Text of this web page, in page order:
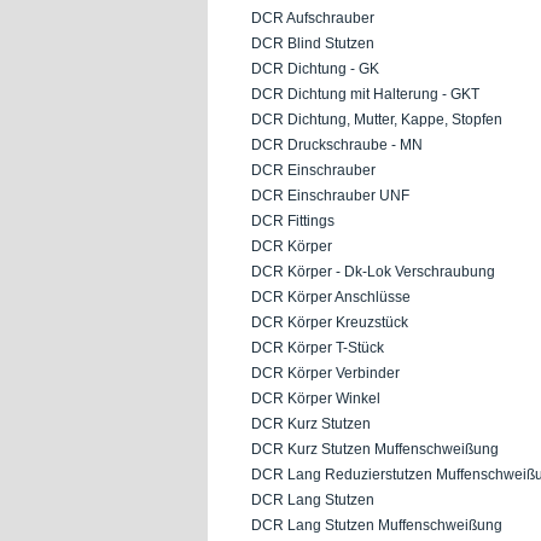
DCR Aufschrauber
DCR Blind Stutzen
DCR Dichtung - GK
DCR Dichtung mit Halterung - GKT
DCR Dichtung, Mutter, Kappe, Stopfen
DCR Druckschraube - MN
DCR Einschrauber
DCR Einschrauber UNF
DCR Fittings
DCR Körper
DCR Körper - Dk-Lok Verschraubung
DCR Körper Anschlüsse
DCR Körper Kreuzstück
DCR Körper T-Stück
DCR Körper Verbinder
DCR Körper Winkel
DCR Kurz Stutzen
DCR Kurz Stutzen Muffenschweißung
DCR Lang Reduzierstutzen
DCR Lang Stutzen
DCR Lang Stutzen Muffenschweißung